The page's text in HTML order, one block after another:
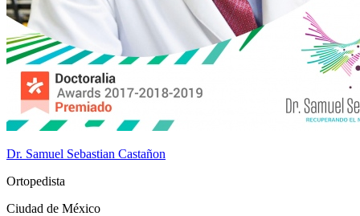
Dr. Samuel Sebastian Castañon
Ortopedista
Ciudad de México